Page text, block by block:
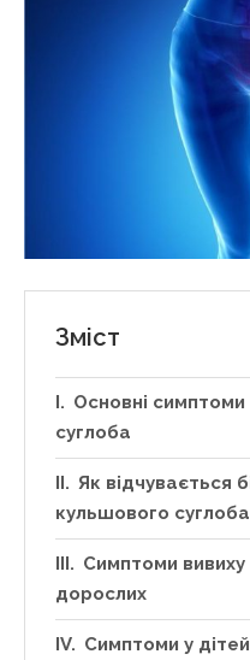
Зміст
Основні
суглоба
Як відчувається
кульшового суглоба
Симптоми
дорослих
Симптоми у